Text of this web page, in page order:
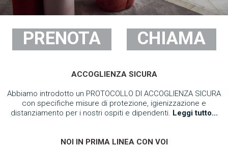
PRENOTA CHIAMA
ACCOGLIENZA SICURA
Abbiamo introdotto un PROTOCOLLO DI ACCOGLIENZA SICURA
con specifiche misure di protezione, igienizzazione e
distanziamento per i nostri ospiti e dipendenti. Leggi tutto...
NOI IN PRIMA LINEA CON VOI